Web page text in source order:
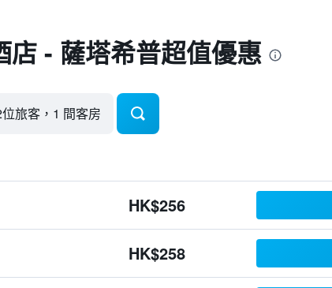
- 薩塔希普超值優惠
旅客，1 間客房
HK$256
HK$258